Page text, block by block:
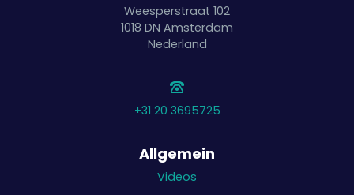
Weesperstraat 102
1018 DN Amsterdam
Nederland
+31 20 3695725
Allgemein
Videos